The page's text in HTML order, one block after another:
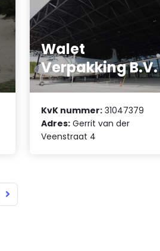
Walet
Verpakking B.V.
KvK nummer: 31047379
Adres: Gerrit van der
Veenstraat 4